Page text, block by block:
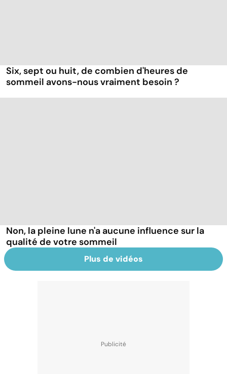
Six, sept ou huit, de combien d'heures de
sommeil avons-nous vraiment besoin ?
Non, la pleine lune n'a aucune influence sur la
qualité de votre sommeil
Plus de vidéos